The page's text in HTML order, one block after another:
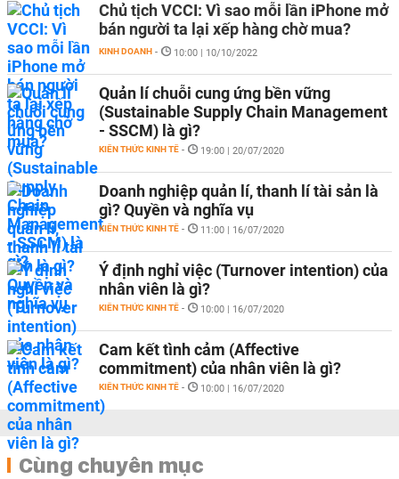
Chủ tịch VCCI: Vì sao mỗi lần iPhone mở
bán người ta lại xếp hàng chờ mua?
KINH DOANH - 10:00 | 10/10/2022
Quản lí chuỗi cung ứng bền vững
(Sustainable Supply Chain Management
- SSCM) là gì?
KIẾN THỨC KINH TẾ - 19:00 | 20/07/2020
Doanh nghiệp quản lí, thanh lí tài sản là
gì? Quyền và nghĩa vụ
KIẾN THỨC KINH TẾ - 11:00 | 16/07/2020
Ý định nghỉ việc (Turnover intention) của
nhân viên là gì?
KIẾN THỨC KINH TẾ - 10:00 | 16/07/2020
Cam kết tình cảm (Affective
commitment) của nhân viên là gì?
KIẾN THỨC KINH TẾ - 10:00 | 16/07/2020
Cùng chuyên mục